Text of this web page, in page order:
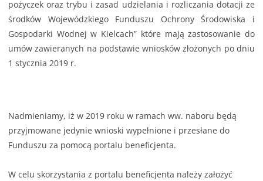
pożyczek oraz trybu i zasad udzielania i rozliczania dotacji ze
środków Wojewódzkiego Funduszu Ochrony Środowiska i
Gospodarki Wodnej w Kielcach” które mają zastosowanie do
umów zawieranych na podstawie wniosków złożonych po dniu
1 stycznia 2019 r.
Nadmieniamy, iż w 2019 roku w ramach ww. naboru będą
przyjmowane jedynie wnioski wypełnione i przesłane do
Funduszu za pomocą portalu beneficjenta.
W celu skorzystania z portalu beneficjenta należy założyć